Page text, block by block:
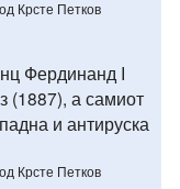
Крсте Петков
Фердинанд I
(1887), а самиот
и антируска
Крсте Петков